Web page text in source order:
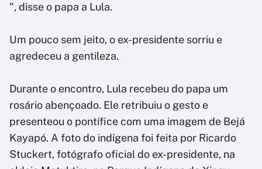
", disse o papa a Lula.
Um pouco sem jeito, o ex-presidente sorriu e
agredeceu a gentileza.
Durante o encontro, Lula recebeu do papa um
rosário abençoado. Ele retribuiu o gesto e
presenteou o pontífice com uma imagem de Bejá
Kayapó. A foto do indígena foi feita por Ricardo
Stuckert, fotógrafo oficial do ex-presidente, na